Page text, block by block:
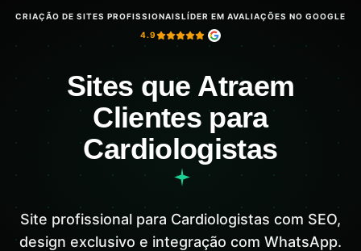
CRIAÇÃO DE SITES PROFISSIONAISLÍDER EM AVALIAÇÕES NO GOOGLE
4.9
Sites que Atraem
Clientes para
Cardiologistas
Site profissional para Cardiologistas com SEO,
design exclusivo e integração com WhatsApp.